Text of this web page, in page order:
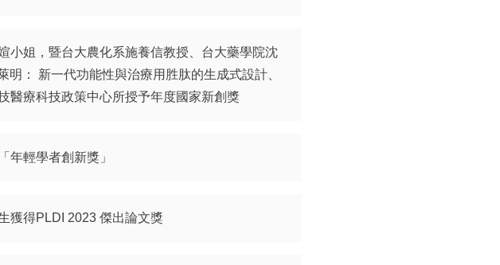
小姐，暨台大農化系施養信教授、台大藥學院沈
： 新一代功能性與治療用胜肽的生成式設計、
醫療科技政策中心所授予年度國家新創獎
年輕學者創新獎」
獲得PLDI 2023 傑出論文獎